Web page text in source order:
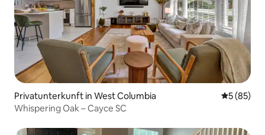
Privatunterkunft in West Columbia
5 (85)
Whispering Oak – Cayce SC